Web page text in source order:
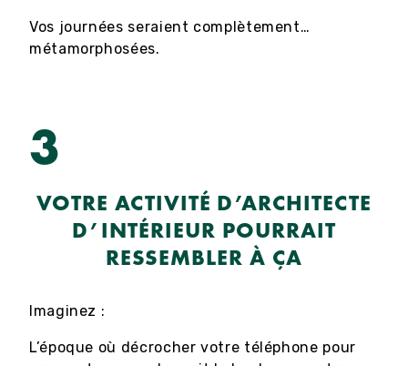
Vos journées seraient complètement…
métamorphosées.
3
VOTRE ACTIVITÉ D’ARCHITECTE
D’INTÉRIEUR POURRAIT
RESSEMBLER À ÇA
Imaginez :
L’époque où décrocher votre téléphone pour